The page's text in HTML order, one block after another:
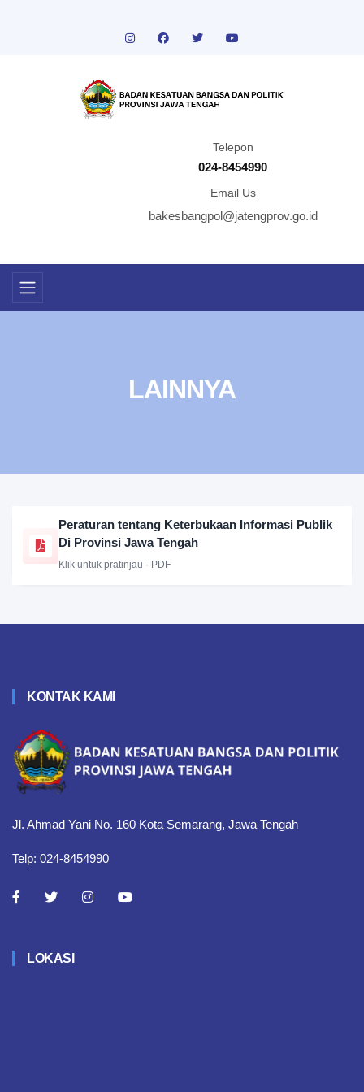
Telepon
024-8454990
Email Us
bakesbangpol@jatengprov.go.id
LAINNYA
Peraturan tentang Keterbukaan Informasi Publik
Di Provinsi Jawa Tengah
Klik untuk pratinjau · PDF
KONTAK KAMI
Jl. Ahmad Yani No. 160 Kota Semarang, Jawa Tengah
Telp: 024-8454990
LOKASI